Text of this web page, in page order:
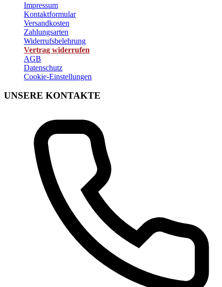
Impressum
Kontaktformular
Versandkosten
Zahlungsarten
Widerrufsbelehrung
Vertrag widerrufen
AGB
Datenschutz
Cookie-Einstellungen
UNSERE KONTAKTE